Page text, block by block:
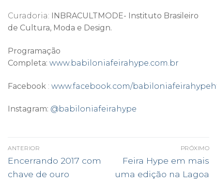
Curadoria:
INBRACULTMODE- Instituto Brasileiro
de Cultura, Moda e Design.
Programação
Completa: www.babiloniafeirahype.com.br
Facebook : www.facebook.com/babiloniafeirahype
Instagram: @babiloniafeirahype
NAVEGAÇÃO
DE
POST
ANTERIOR
Post
anterior:
Encerrando 2017 com
chave de ouro
PRÓXIMO
Próximo
post:
Feira Hype em mais
uma edição na Lagoa